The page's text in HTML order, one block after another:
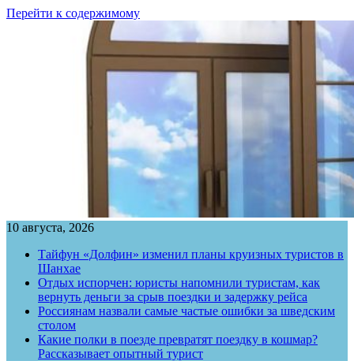
Перейти к содержимому
10 августа, 2026
Тайфун «Долфин» изменил планы круизных туристов в
Шанхае
Отдых испорчен: юристы напомнили туристам, как
вернуть деньги за срыв поездки и задержку рейса
Россиянам назвали самые частые ошибки за шведским
столом
Какие полки в поезде превратят поездку в кошмар?
Рассказывает опытный турист